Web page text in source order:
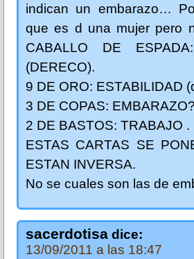
indican un embarazo…
que es d una mujer pero
CABALLO DE
(DERECO).
9 DE ORO: ESTABILIDAD
3 DE COPAS:
2 DE BASTOS: TRABAJO .
ESTAS CARTAS SE
ESTAN INVERSA.
No se cuales son las de
sacerdotisa dice:
13/09/2011 a las 18:47